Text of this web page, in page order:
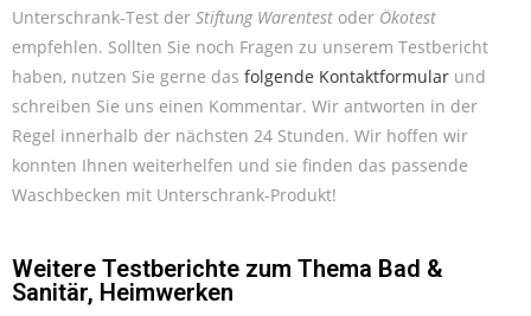
Unterschrank-Test der Stiftung Warentest oder Ökotest
empfehlen. Sollten Sie noch Fragen zu unserem Testbericht
haben, nutzen Sie gerne das folgende Kontaktformular und
schreiben Sie uns einen Kommentar. Wir antworten in der
Regel innerhalb der nächsten 24 Stunden. Wir hoffen wir
konnten Ihnen weiterhelfen und sie finden das passende
Waschbecken mit Unterschrank-Produkt!
Weitere Testberichte zum Thema Bad &
Sanitär, Heimwerken